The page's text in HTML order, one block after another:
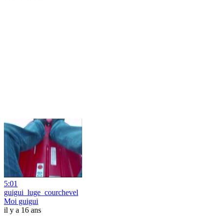
5:01
guigui_luge_courchevel
Moi guigui
il y a 16 ans